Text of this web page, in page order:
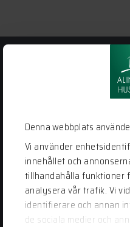
Denna webbplats
Vi använder
innehållet och
tillhandahålla funktioner
analysera vår trafik. Vi
identifierare och annan
de sociala medier och
441 92 Alingsås
0322-22 95 50
info@alingsashuspaket.se
LÄNKAR
Husidéer